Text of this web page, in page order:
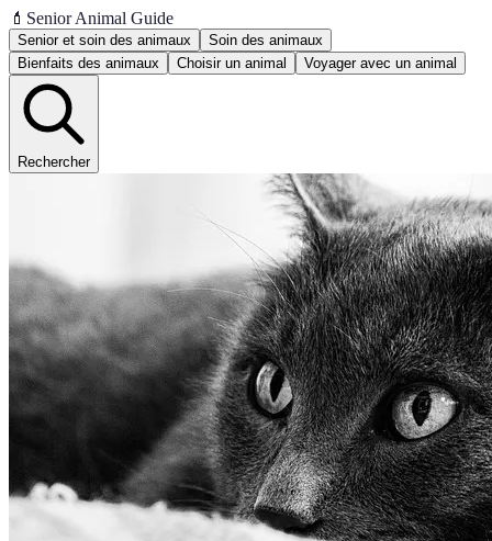
💄 Senior Animal Guide
Senior et soin des animaux
Soin des animaux
Bienfaits des animaux
Choisir un animal Voyager avec un animal
Rechercher